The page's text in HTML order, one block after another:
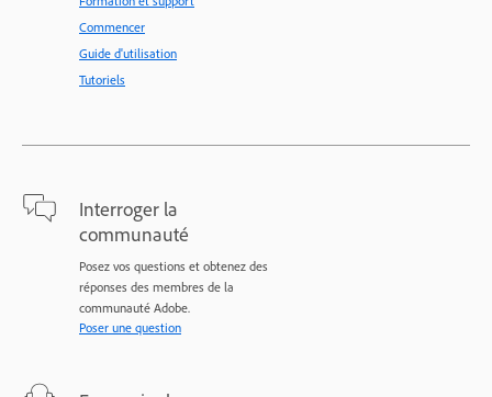
Commencer
Guide d'utilisation
Tutoriels
Interroger la
communauté
Posez vos questions et obtenez des
réponses des membres de la
communauté Adobe.
Poser une question